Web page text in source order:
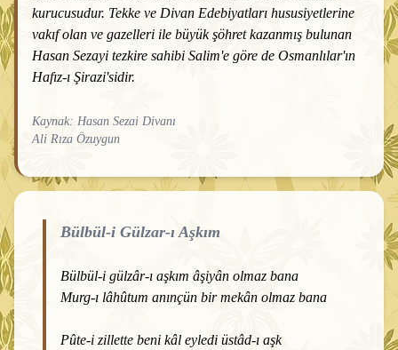
kurucusudur. Tekke ve Divan Edebiyatları hususiyetlerine
vakıf olan ve gazelleri ile büyük şöhret kazanmış bulunan
Hasan Sezayi tezkire sahibi Salim'e göre de Osmanlılar'ın
Hafız-ı Şirazi'sidir.
Kaynak: Hasan Sezai Divanı
Ali Rıza Özuygun
Bülbül-i Gülzar-ı Aşkım
Bülbül-i gülzâr-ı aşkım âşiyân olmaz bana
Murg-ı lâhûtum anınçün bir mekân olmaz bana
Pûte-i zillette beni kâl eyledi üstâd-ı aşk